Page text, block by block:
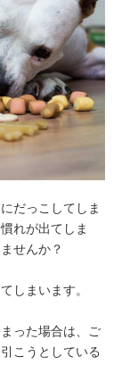
だっこしてしま
れが出てしま
せんか？
しまいます。
った場合は、ご
こうとしている